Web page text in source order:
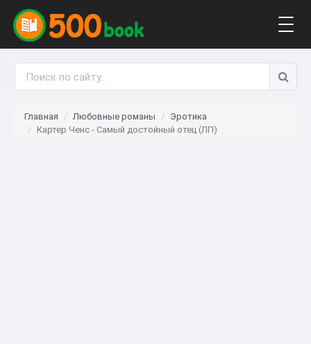
Главная Любовные романы
Эротика
Картер Ченс - Самый достойный отец (ЛП)